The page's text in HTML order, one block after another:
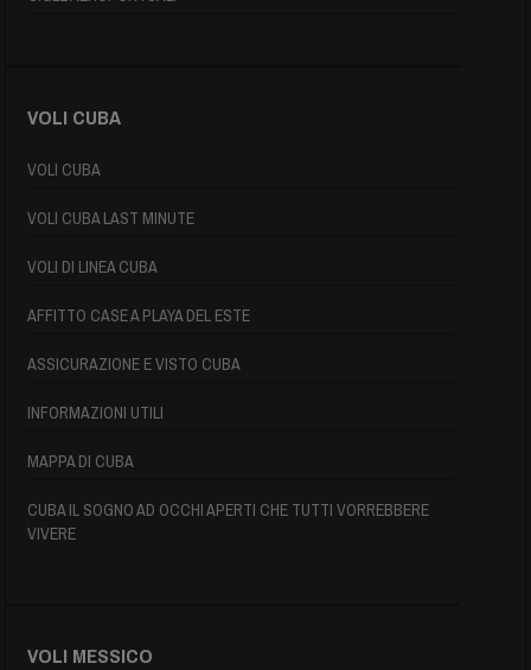
VOLI CUBA
VOLI CUBA
VOLI CUBA LAST MINUTE
VOLI DI LINEA CUBA
AFFITTO CASE A PLAYA DEL ESTE
ASSICURAZIONE E VISTO CUBA
INFORMAZIONI UTILI
MAPPA DI CUBA
CUBA IL SOGNO AD OCCHI APERTI CHE TUTTI VORREBBERE
VIVERE
VOLI MESSICO